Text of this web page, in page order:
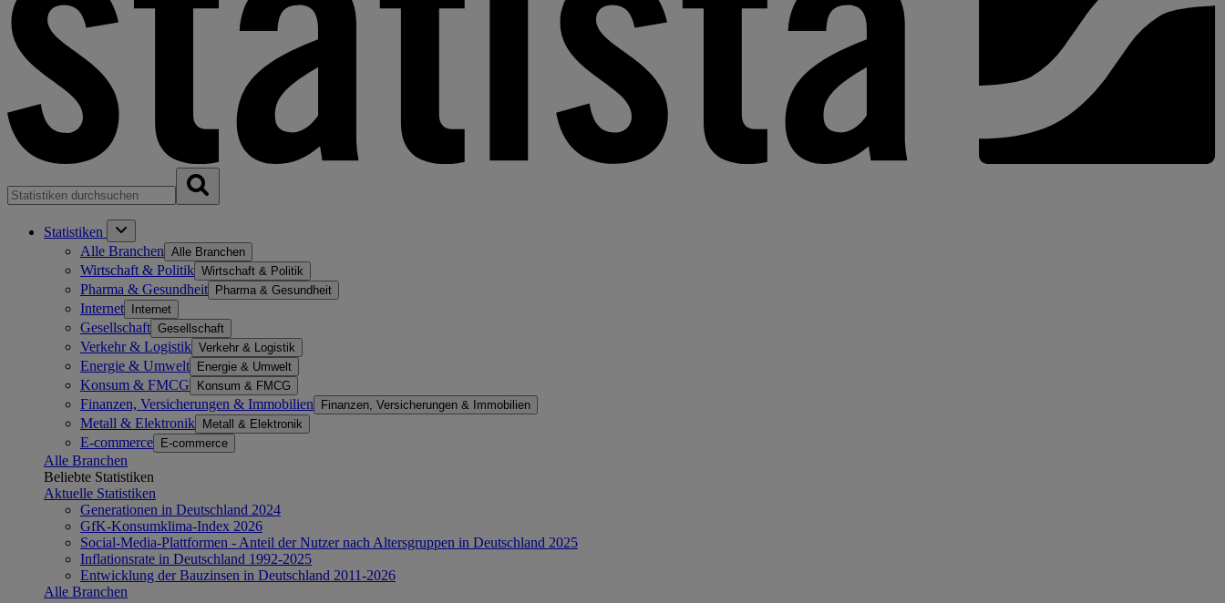
Statistiken
Alle Branchen Alle Branchen
Wirtschaft & Politik Wirtschaft & Politik
Pharma & Gesundheit Pharma & Gesundheit
Internet Internet
Gesellschaft Gesellschaft
Verkehr & Logistik Verkehr & Logistik
Energie & Umwelt Energie & Umwelt
Konsum & FMCG Konsum & FMCG
Finanzen, Versicherungen & Immobilien Finanzen, Versicherungen & Immobilien
Metall & Elektronik Metall & Elektronik
E-commerce E-commerce
Alle Branchen
Beliebte Statistiken
Aktuelle Statistiken
Generationen in Deutschland 2024
GfK-Konsumklima-Index 2026
Social-Media-Plattformen - Anteil der Nutzer nach Altersgruppen in Deutschland 2025
Inflationsrate in Deutschland 1992-2025
Entwicklung der Bauzinsen in Deutschland 2011-2026
Alle Branchen